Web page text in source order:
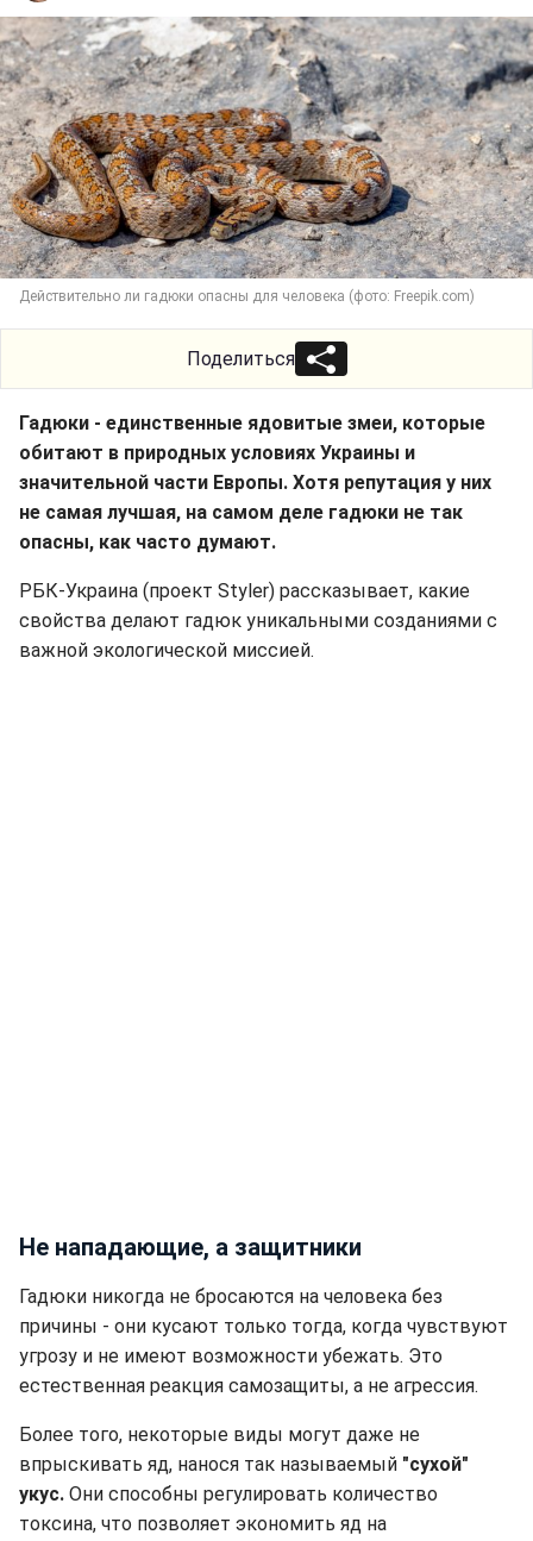
Действительно ли гадюки опасны для человека (фото: Freepik.com)
Поделиться
Гадюки - единственные ядовитые змеи, которые
обитают в природных условиях Украины и
значительной части Европы. Хотя репутация у них
не самая лучшая, на самом деле гадюки не так
опасны, как часто думают.
РБК-Украина (проект Styler) рассказывает, какие
свойства делают гадюк уникальными созданиями с
важной экологической миссией.
Не нападающие, а защитники
Гадюки никогда не бросаются на человека без
причины - они кусают только тогда, когда чувствуют
угрозу и не имеют возможности убежать. Это
естественная реакция самозащиты, а не агрессия.
Более того, некоторые виды могут даже не
впрыскивать яд, нанося так называемый "сухой"
укус. Они способны регулировать количество
токсина, что позволяет экономить яд на